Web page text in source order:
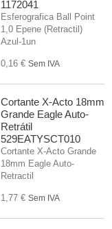
1172041
Esferografica Ball Point
1,0 Epene (Retractil)
Azul-1un
0,16 € Sem IVA
Cortante X-Acto 18mm
Grande Eagle Auto-
Retrátil
529EATYSCT010
Cortante X-Acto Grande
18mm Eagle Auto-
Retractil
1,77 € Sem IVA